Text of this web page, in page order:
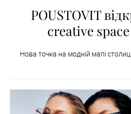
POUSTOVIT
creative
Нова точка на модній мапі столиці